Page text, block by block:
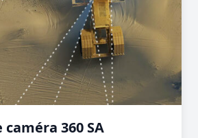
360 SA